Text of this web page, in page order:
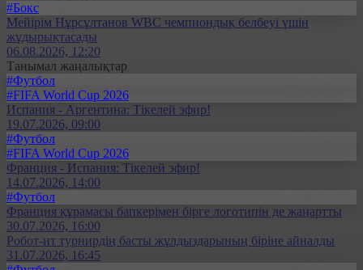
#Бокс
Мейірім Нұрсұлтанов WBC чемпиондық белбеуі үшін
жұдырықтасады
06.08.2026, 12:20
Танымал жаңалықтар
#Футбол
#FIFA World Cup 2026
Испания - Аргентина: Тікелей эфир!
19.07.2026, 09:00
#Футбол
#FIFA World Cup 2026
Франция - Испания: Тікелей эфир!
14.07.2026, 14:00
#Футбол
Франция құрамасы бапкерімен бірге логотипін де жаңартты
30.07.2026, 16:00
Робот-ит турнирдің басты жұлдыздарының біріне айналды
31.07.2026, 16:45